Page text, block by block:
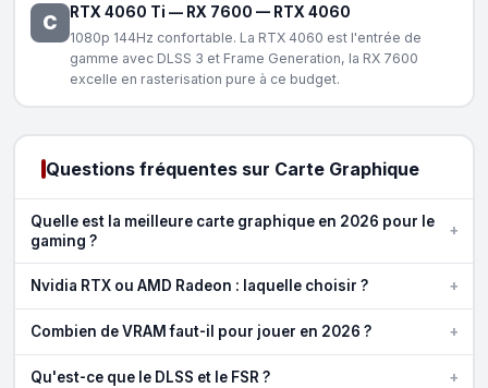
C RTX 4060 Ti — RX 7600 — RTX 4060
1080p 144Hz confortable. La RTX 4060 est l'entrée de
gamme avec DLSS 3 et Frame Generation, la RX 7600
excelle en rasterisation pure à ce budget.
Questions fréquentes sur Carte Graphique
Quelle est la meilleure carte graphique en 2026 pour le
gaming ?
+
Nvidia RTX ou AMD Radeon : laquelle choisir ? +
Combien de VRAM faut-il pour jouer en 2026 ? +
Qu'est-ce que le DLSS et le FSR ? +